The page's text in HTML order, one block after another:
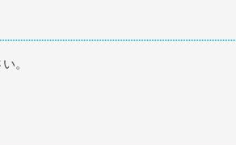
。